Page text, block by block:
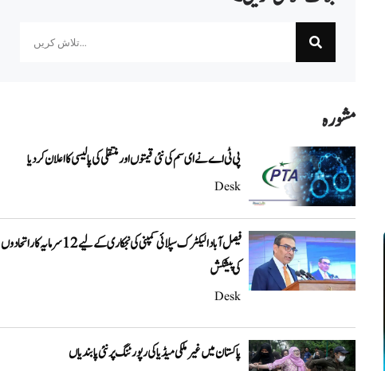
مشورہ
پی ٹی اے نے ای سم کی نئی قیمتوں اور منتقلی کی پالیسی کا اعلان کردیا
Desk
فیصل آباد الیکٹرک سپلائی کمپنی کی نجکاری کے لیے 12 سرمایہ کار اتحادوں
کی پیشکش
Desk
پاکستان میں غیر ملکی میڈیا کی رپورٹنگ پر نئی پابندیاں